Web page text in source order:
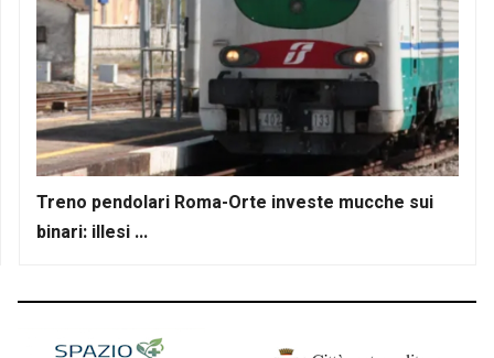
Treno pendolari Roma-Orte investe mucche sui
binari: illesi ...